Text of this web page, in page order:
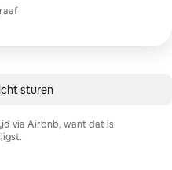
sturen
via Airbnb, want dat is